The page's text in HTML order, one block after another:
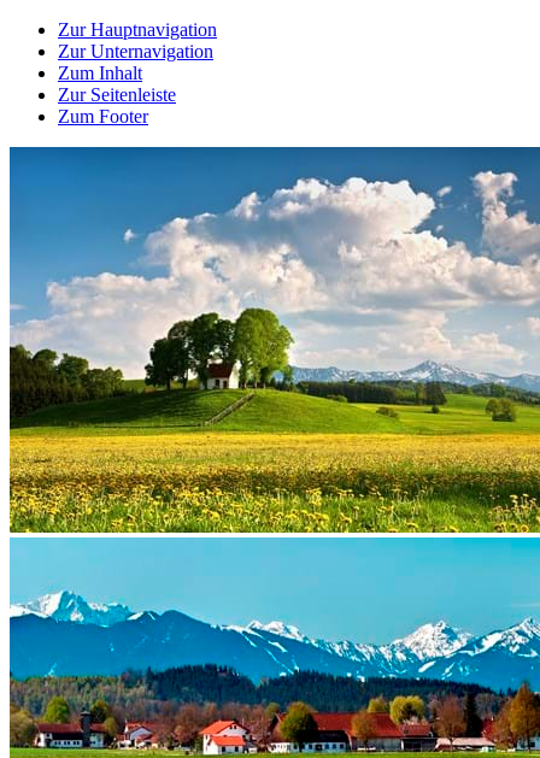
Zur Hauptnavigation
Zur Unternavigation
Zum Inhalt
Zur Seitenleiste
Zum Footer